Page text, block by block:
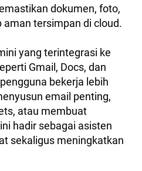
dokumen, foto,
tersimpan di cloud.
yang terintegrasi ke
Gmail, Docs, dan
bekerja lebih
email penting,
atau membuat
hadir sebagai asisten
sekaligus meningkatkan